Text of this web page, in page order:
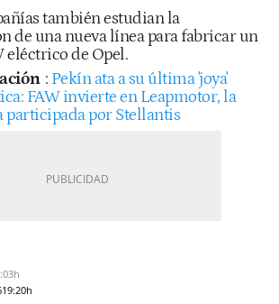
también estudian la
de una nueva línea para fabricar un
eléctrico de Opel.
: Pekín ata a su última 'joya'
FAW invierte en Leapmotor, la
participada por Stellantis
19:20h